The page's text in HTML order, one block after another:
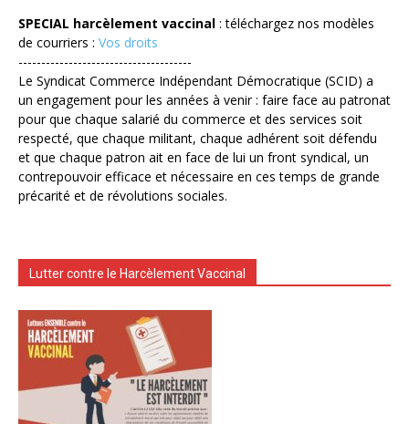
SPECIAL harcèlement vaccinal : téléchargez nos modèles
de courriers : Vos droits
--------------------------------------
Le Syndicat Commerce Indépendant Démocratique (SCID) a
un engagement pour les années à venir : faire face au patronat
pour que chaque salarié du commerce et des services soit
respecté, que chaque militant, chaque adhérent soit défendu
et que chaque patron ait en face de lui un front syndical, un
contrepouvoir efficace et nécessaire en ces temps de grande
précarité et de révolutions sociales.
Lutter contre le Harcèlement Vaccinal